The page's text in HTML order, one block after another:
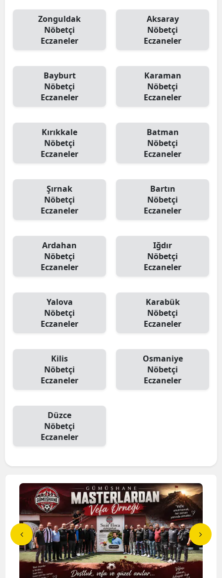
Zonguldak
Nöbetçi
Eczaneler
Aksaray
Nöbetçi
Eczaneler
Bayburt
Nöbetçi
Eczaneler
Karaman
Nöbetçi
Eczaneler
Kırıkkale
Nöbetçi
Eczaneler
Batman
Nöbetçi
Eczaneler
Şırnak
Nöbetçi
Eczaneler
Bartın
Nöbetçi
Eczaneler
Ardahan
Nöbetçi
Eczaneler
Iğdır
Nöbetçi
Eczaneler
Yalova
Nöbetçi
Eczaneler
Karabük
Nöbetçi
Eczaneler
Kilis
Nöbetçi
Eczaneler
Osmaniye
Nöbetçi
Eczaneler
Düzce
Nöbetçi
Eczaneler